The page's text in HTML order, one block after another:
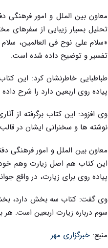
معاون بین الملل و امور
تحلیل بسیار زیبایی از سفرهای
«سلام علی نوح فی العالمین،
تفسیر و توضیح داده شده است.
طباطبایی خاطرنشان کرد: این
پیاده روی اربعین دارد را شرح
وی افزود: این کتاب برگرفته از
نوشته ها و سخنرانی ایشان در
معاون بین الملل و امور فرهنگی
این کتاب هم اصل زیارت وهم خود
پیاده روی برای زیارت، در واقع
وی گفت: کتاب سه بخش دارد،
سوم درباره زیارت اربعین است.
منبع: خبرگزاری مهر